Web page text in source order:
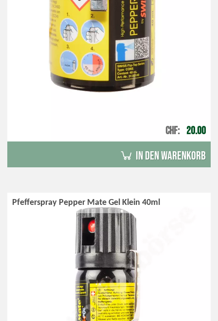
CHF 20.00
in den Warenkorb
Pfefferspray Pepper Mate Gel Klein 40ml